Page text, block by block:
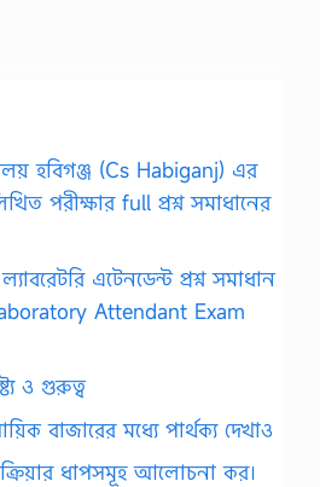
হবিগঞ্জ (Cs Habiganj) এর
পরীক্ষার full প্রশ্ন সমাধানের
এটেনডেন্ট প্রশ্ন সমাধান
Attendant Exam
ও গুরুত্ব
বাজারের মধ্যে পার্থক্য দেখাও
ধাপসমূহ আলোচনা কর।